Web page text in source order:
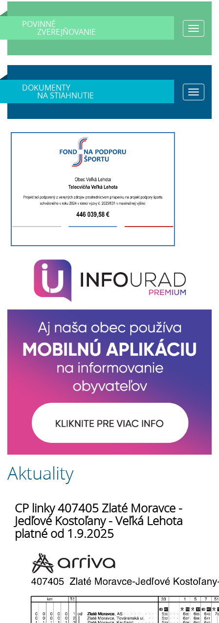
POVINNÉ
ZVEREJŇOVANIE
Toggle
DOKUMENTY
NA STIAHNUTIE
Toggle
Aktuality
CP linky 407405 Zlaté Moravce -
Jedľové Kostoľany - Veľká Lehota
platné od 1.9.2025